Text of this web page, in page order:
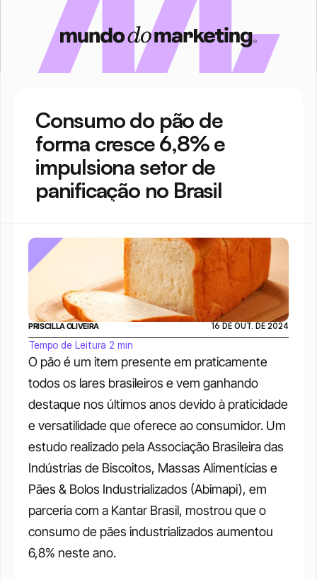
Consumo do pão de
forma cresce 6,8% e
impulsiona setor de
panificação no Brasil
O pão é um item presente em praticamente
todos os lares brasileiros e vem ganhando
destaque nos últimos anos devido à praticidade
e versatilidade que oferece ao consumidor. Um
estudo realizado pela Associação Brasileira das
Indústrias de Biscoitos, Massas Alimentícias e
Pães & Bolos Industrializados (Abimapi), em
parceria com a Kantar Brasil, mostrou que o
consumo de pães industrializados aumentou
6,8% neste ano.
PRISCILLA OLIVEIRA 16 DE OUT. DE 2024
Tempo de Leitura 2 min